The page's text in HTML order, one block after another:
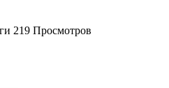
219 Просмотров